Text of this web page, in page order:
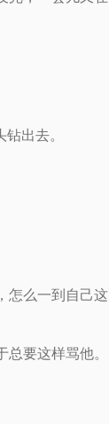
出去。
怎么一到自己这
要这样骂他。